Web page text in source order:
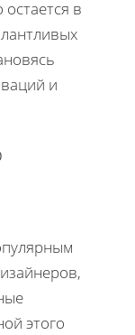
в
и
этого